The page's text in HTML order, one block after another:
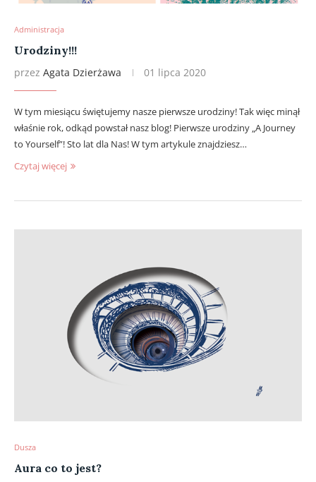
Administracja
Urodziny!!!
przez Agata Dzierżawa 01 lipca 2020
W tym miesiącu świętujemy nasze pierwsze urodziny! Tak więc minął
właśnie rok, odkąd powstał nasz blog! Pierwsze urodziny „A Journey
to Yourself”! Sto lat dla Nas! W tym artykule znajdziesz…
Czytaj więcej
Dusza
Aura co to jest?